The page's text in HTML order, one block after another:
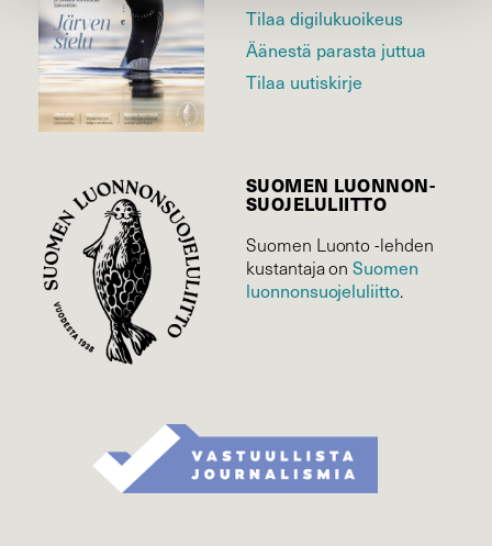
Tilaa digilukuoikeus
Äänestä parasta juttua
Tilaa uutiskirje
SUOMEN LUONNON­
SUOJELU­LIITTO
Suomen Luonto -lehden
kustantaja onSuomen
luonnonsuojelu­liitto.